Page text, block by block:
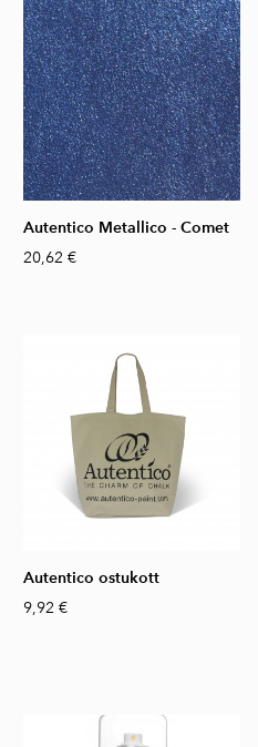
Autentico Metallico - Comet
20,62 €
Autentico ostukott
9,92 €